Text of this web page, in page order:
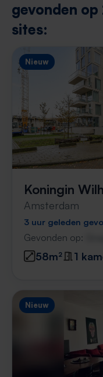
gevonden
sites:
Nieuw
Koningin
Amsterdam
3 uur geleden
Gevonden op:
58m² 1
Nieuw